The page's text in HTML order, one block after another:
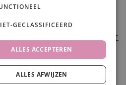
In winkelwagen
GECLASSIFICEERD
ALLES ACCEPTEREN
ALLES AFWIJZEN